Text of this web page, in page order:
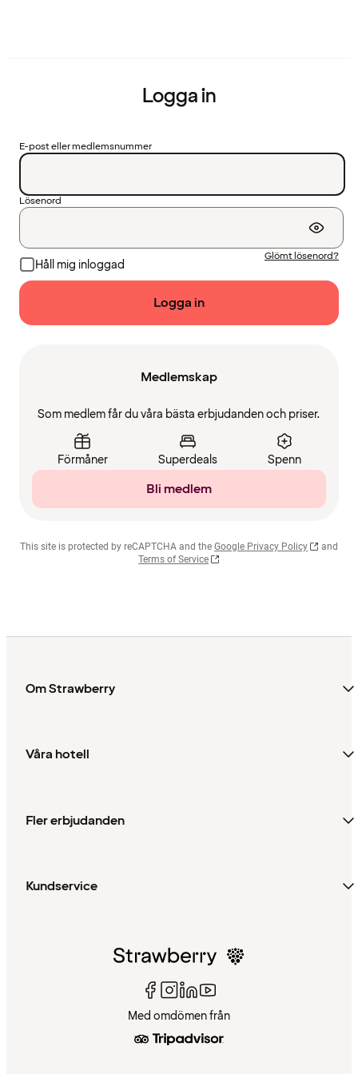
Logga in
E-post eller medlemsnummer
Lösenord
Håll mig inloggad
Glömt lösenord?
Logga in
Medlemskap
Som medlem får du våra bästa erbjudanden och priser.
Förmåner Superdeals Spenn
Bli medlem
This site is protected by reCAPTCHA and the Google Privacy Policy
and
Terms of Service
Om Strawberry
Våra hotell
Fler erbjudanden
Kundservice
Med omdömen från